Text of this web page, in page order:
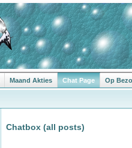
Maand Akties Chat Page Op
Chatbox (all posts)